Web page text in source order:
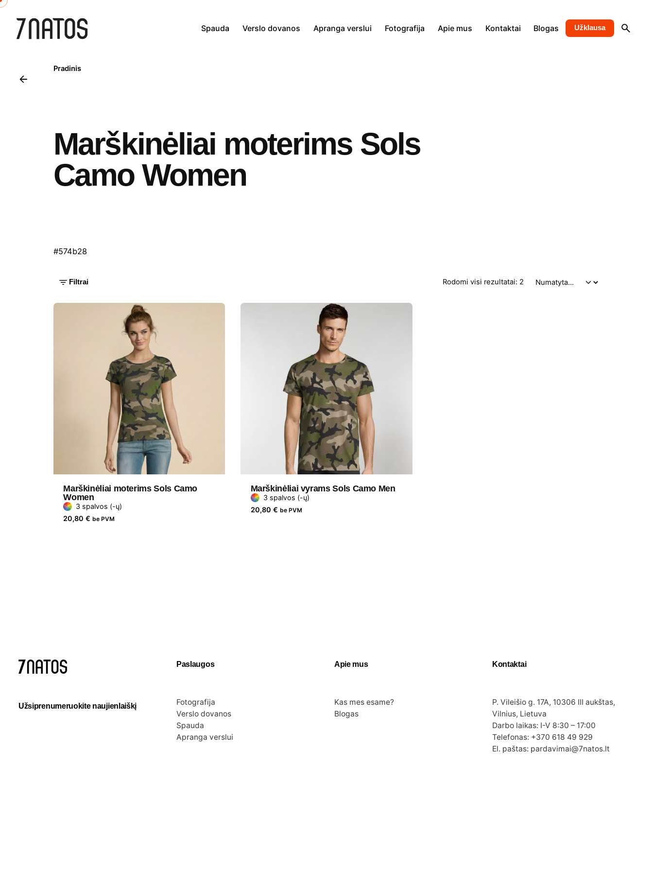
Skip
content
Spauda Verslo dovanos Apranga verslui Fotografija Apie mus Kontaktai Blogas Užklausa
Pradinis
Marškinėliai moterims Sols
Camo Women
#574b28
Filtrai Rodomi visi rezultatai: 2
Marškinėliai moterims Sols Camo
Women
3 spalvos (-ų)
20,80€ be PVM
Marškinėliai vyrams Sols Camo Men
3 spalvos (-ų)
20,80 € be PVM
Užsiprenumeruokite naujienlaiškį
Paslaugos
Fotografija
Verslo dovanos
Spauda
Apranga verslui
Apie mus
Kas mes esame?
Blogas
Kontaktai
P. Vileišio g. 17A, 10306 III aukštas,
Vilnius, Lietuva
Darbo laikas: I-V 8:30 – 17:00
Telefonas: +370 618 49 929
El. paštas: pardavimai@7natos.lt